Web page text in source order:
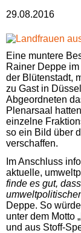
29.08.2016
Eine muntere
Rainer Deppe
der Blütenstadt,
zu Gast in
Abgeordneten
Plenarsaal
einzelne
so ein Bild über
verschaffen.
Im Anschluss
aktuelle,
finde es gut,
Deppe. So
unter dem Motto
und aus Stoff-